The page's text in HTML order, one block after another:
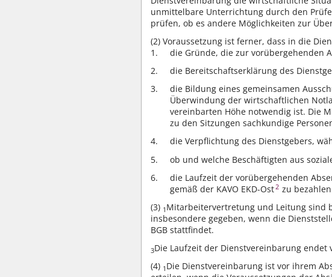
unmittelbare Unterrichtung durch den
prüfen, ob es andere Möglichkeiten zur
(2) Voraussetzung ist ferner, dass in die
die Gründe, die zur vorübergehenden
die Bereitschaftserklärung des
die Bildung eines gemeinsamen
Überwindung der wirtschaftlichen
vereinbarten Höhe notwendig ist. Die
zu den Sitzungen sachkundige
die Verpflichtung des Dienstgebers,
ob und welche Beschäftigten aus
die Laufzeit der vorübergehenden
gemäß der KAVO EKD-Ost 2 zu
(3) 1 Mitarbeitervertretung und Leitung sind
insbesondere gegeben, wenn die
BGB stattfindet.
3Die Laufzeit der Dienstvereinbarung
(4) 1 Die Dienstvereinbarung ist vor ihrem